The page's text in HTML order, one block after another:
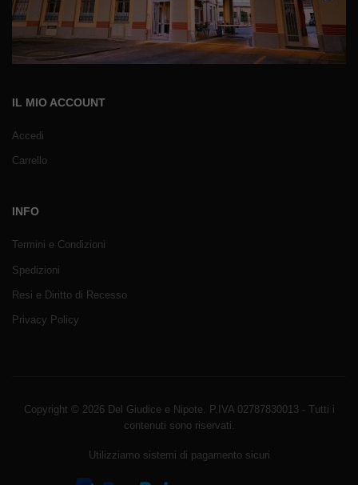
IL MIO ACCOUNT
Accedi
Carrello
INFO
Termini e Condizioni
Spedizioni
Resi e Diritto di Recesso
Privacy Policy
Copyright © 2026 Del Giudice e Nipote. P.IVA 02787830013 - Tutti i
contenuti sono riservati.
Utilizziamo sistemi di pagamento sicuri